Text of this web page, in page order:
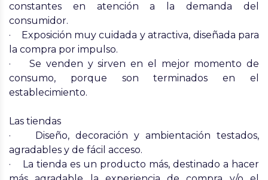
constantes en atención a la demanda del
consumidor.
· Exposición muy cuidada y atractiva, diseñada para
la compra por impulso.
· Se venden y sirven en el mejor momento de
consumo, porque son terminados en el
establecimiento.
Las tiendas
· Diseño, decoración y ambientación testados,
agradables y de fácil acceso.
· La tienda es un producto más, destinado a hacer